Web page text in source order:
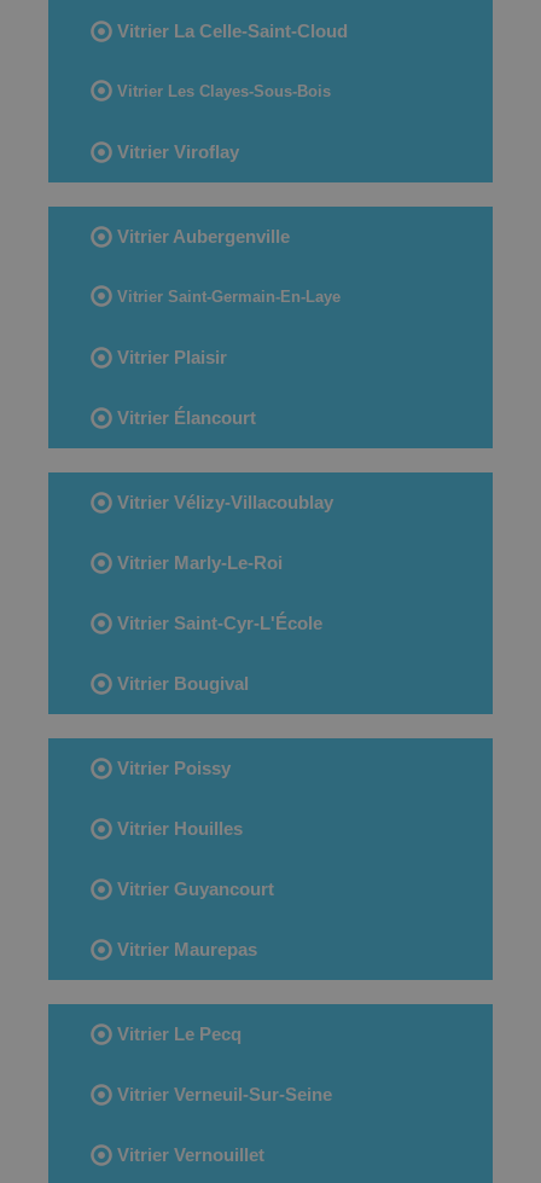
Vitrier La Celle-Saint-Cloud
Vitrier Les Clayes-Sous-Bois
Vitrier Viroflay
Vitrier Aubergenville
Vitrier Saint-Germain-En-Laye
Vitrier Plaisir
Vitrier Élancourt
Vitrier Vélizy-Villacoublay
Vitrier Marly-Le-Roi
Vitrier Saint-Cyr-L'École
Vitrier Bougival
Vitrier Poissy
Vitrier Houilles
Vitrier Guyancourt
Vitrier Maurepas
Vitrier Le Pecq
Vitrier Verneuil-Sur-Seine
Vitrier Vernouillet